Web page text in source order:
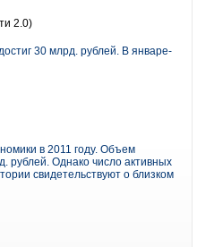
2.0)
30 млрд. рублей. В январе-
в 2011 году. Объем
рублей. Однако число активных
свидетельствуют о близком